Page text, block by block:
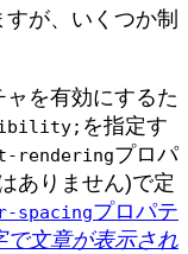
が、いくつか制
を有効にするた
を指定す
renderingプロパ
ありません)で定
spacingプロパテ
で文章が表示され